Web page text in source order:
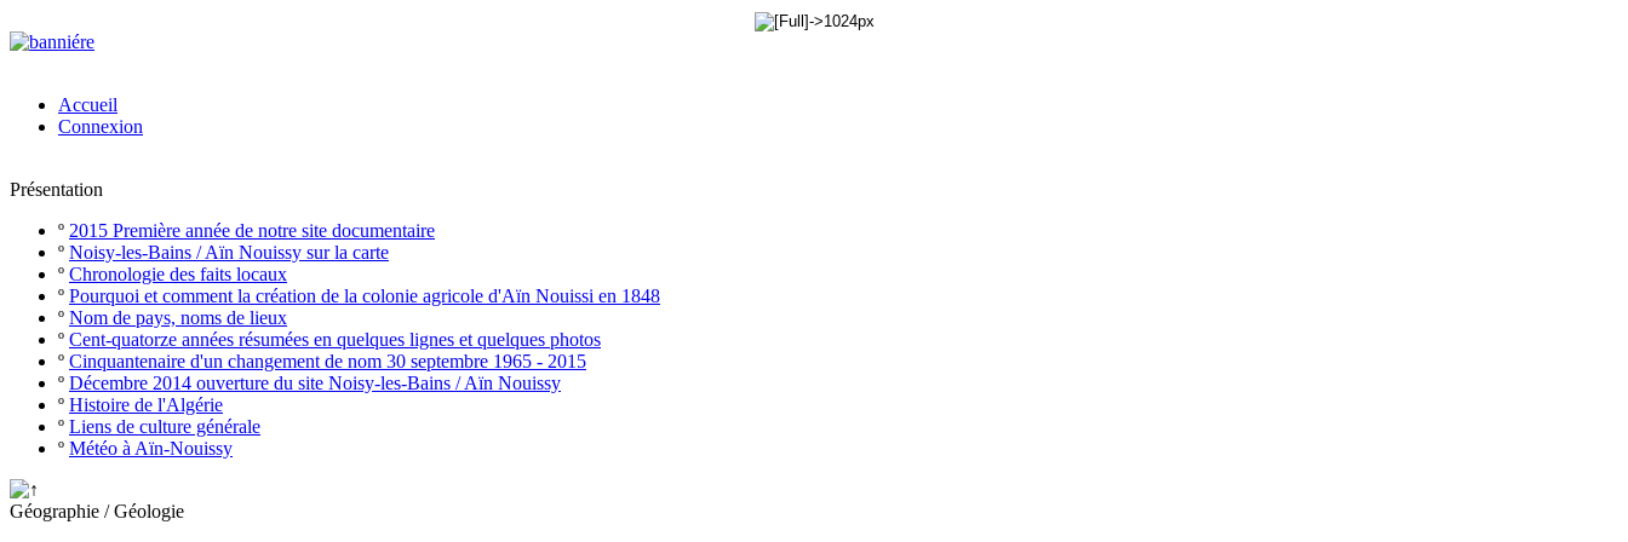
Accueil
Connexion
Présentation
º 2015 Première année de notre site documentaire
º Noisy-les-Bains / Aïn Nouissy sur la carte
º Chronologie des faits locaux
º Pourquoi et comment la création de la colonie agricole d'Aïn Nouissi en 1848
º Nom de pays, noms de lieux
º Cent-quatorze années résumées en quelques lignes et quelques photos
º Cinquantenaire d'un changement de nom 30 septembre 1965 - 2015
º Décembre 2014 ouverture du site Noisy-les-Bains / Aïn Nouissy
º Histoire de l'Algérie
º Liens de culture générale
º Météo à Aïn-Nouissy
Géographie / Géologie